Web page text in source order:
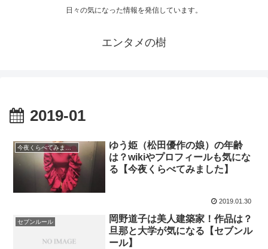
日々の気になった情報を発信しています。
エンタメの樹
2019-01
今夜くらべてみました
ゆう姫（松田優作の娘）の年齢
は？wikiやプロフィールも気にな
る【今夜くらべてみました】
2019.01.30
セブンルール
岡野道子は美人建築家！作品は？
旦那と大学が気になる【セブンル
ール】